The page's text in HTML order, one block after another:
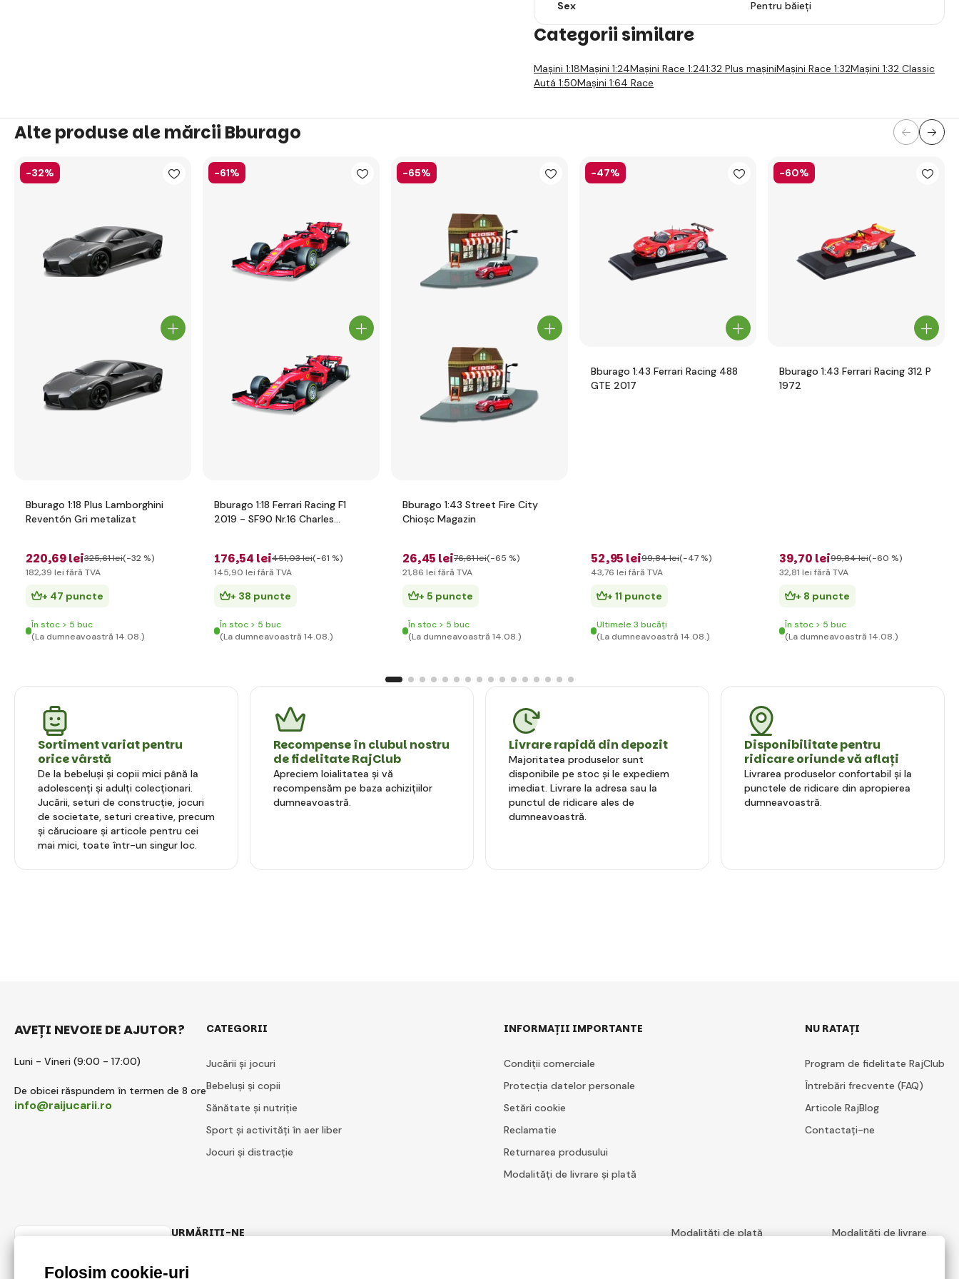
Sex Pentru băieți
Categorii similare
Mașini 1:18Mașini 1:24Mașini Race 1:241:32 Plus mașiniMașini Race 1:32Mașini 1:32 Classic
Autá 1:50Mașini 1:64 Race
Alte produse ale mărcii Bburago
-32%
Bburago 1:18 Plus Lamborghini
Reventón Gri metalizat
220,69 lei325,61 lei(-32 %)
182,39 lei fără TVA
+ 47 puncte
În stoc > 5 buc
(La dumneavoastră 14.08.)
-61%
Bburago 1:18 Ferrari Racing F1
2019 - SF90 Nr.16 Charles
176,54 lei451,03 lei(-61 %)
145,90 lei fără TVA
+ 38 puncte
În stoc > 5 buc
(La dumneavoastră 14.08.)
-65%
Bburago 1:43 Street Fire City
Chioșc Magazin
26,45 lei76,61 lei(-65 %)
21,86 lei fără TVA
+ 5 puncte
În stoc > 5 buc
(La dumneavoastră 14.08.)
-47%
Bburago 1:43 Ferrari Racing 488
GTE 2017
52,95 lei99,84 lei(-47 %)
43,76 lei fără TVA
+ 11 puncte
Ultimele 3 bucăți
(La dumneavoastră 14.08.)
-60%
Bburago 1:43 Ferrari Racing 312 P
1972
39,70 lei99,84 lei(-60 %)
32,81 lei fără TVA
+ 8 puncte
În stoc > 5 buc
(La dumneavoastră 14.08.)
Sortiment variat pentru
orice vârstă
De la bebeluși și copii mici până la
adolescenți și adulți colecționari.
Jucării, seturi de construcție, jocuri
de societate, seturi creative, precum
și cărucioare și articole pentru cei
mai mici, toate într-un singur loc.
Recompense în clubul nostru
de fidelitate RajClub
Apreciem loialitatea și vă
recompensăm pe baza achizițiilor
dumneavoastră.
Livrare rapidă din depozit
Majoritatea produselor sunt
disponibile pe stoc și le expediem
imediat. Livrare la adresa sau la
punctul de ridicare ales de
dumneavoastră.
Disponibilitate pentru
ridicare oriunde vă aflați
Livrarea produselor confortabil și la
punctele de ridicare din apropierea
dumneavoastră.
AVEȚI NEVOIE DE AJUTOR?
Luni - Vineri (9:00 - 17:00)
De obicei răspundem în termen de 8 ore
info@raijucarii.ro
CATEGORII
Jucării și jocuri
Bebeluși și copii
Sănătate și nutriție
Sport și activități în aer liber
Jocuri și distracție
INFORMAȚII IMPORTANTE
Condiții comerciale
Protecția datelor personale
Setări cookie
Reclamatie
Returnarea produsului
Modalități de livrare și plată
NU RATAȚI
Program de fidelitate RajClub
Întrebări frecvente (FAQ)
Articole RajBlog
Contactați-ne
URMĂRIȚI-NE Modalități de plată Modalități de livrare